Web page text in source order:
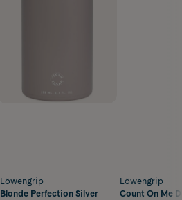
Löwengrip
Blonde Perfection Silver
Löwengrip
Count On Me